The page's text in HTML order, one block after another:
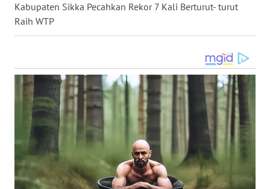
Kabupaten Sikka Pecahkan Rekor 7 Kali Berturut- turut
Raih WTP
WN
MALUKU
WN
MALUT
WN
DAIRI
WN
DANAU
TOBA